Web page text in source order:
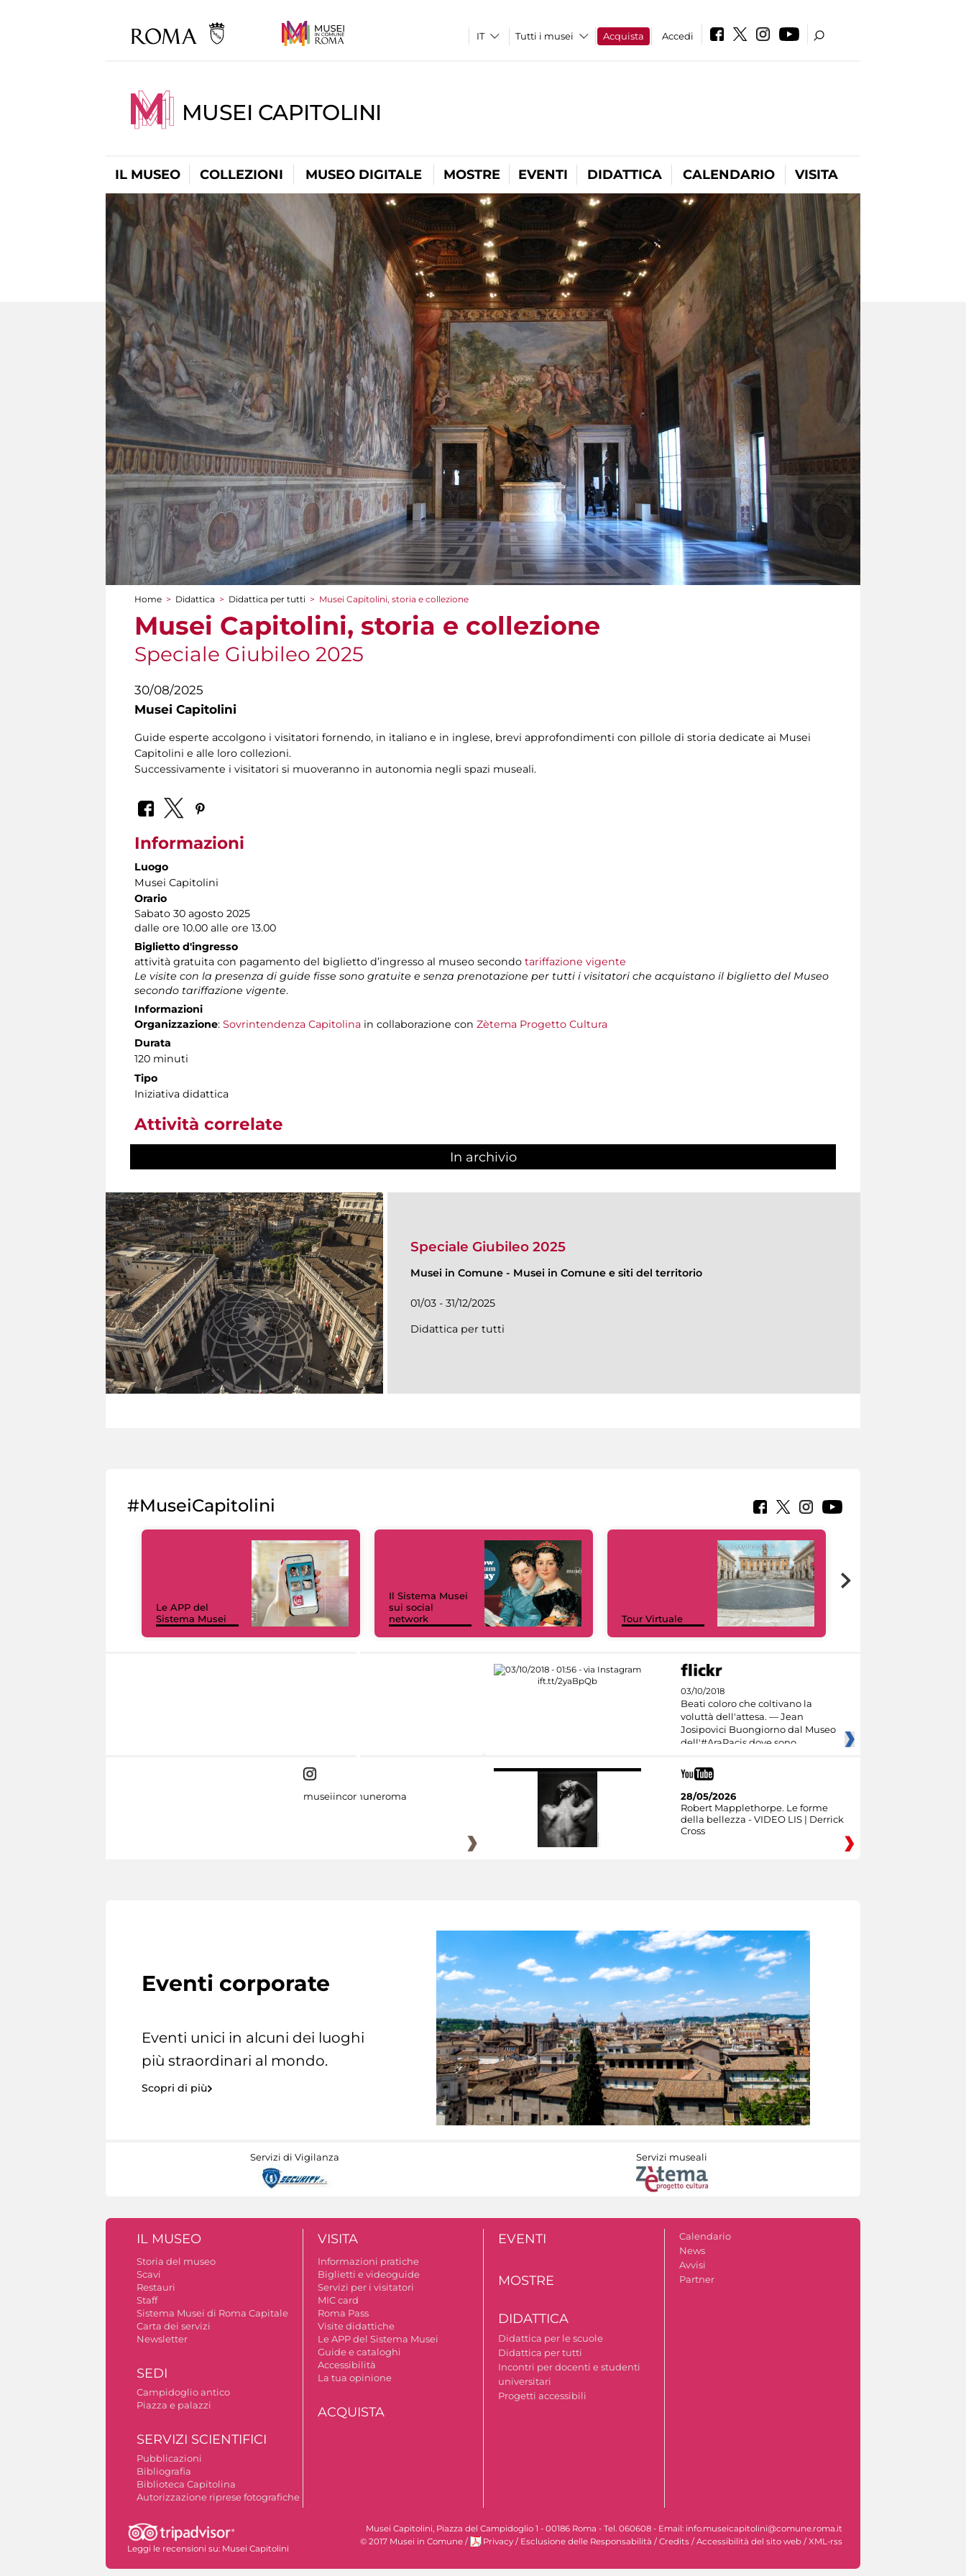
Tutti i musei Acquista Accedi
MUSEI CAPITOLINI
IL MUSEO COLLEZIONI MUSEO DIGITALE MOSTRE EVENTI DIDATTICA CALENDARIO VISITA
Tu sei qui
Home > Didattica > Didattica per tutti > Musei Capitolini, storia e collezione
Musei Capitolini, storia e collezione
Speciale Giubileo 2025
30/08/2025
Musei Capitolini
Guide esperte accolgono i visitatori fornendo, in italiano e in inglese, brevi approfondimenti con pillole di storia dedicate ai Musei
Capitolini e alle loro collezioni.
Successivamente i visitatori si muoveranno in autonomia negli spazi museali.
Informazioni
Luogo
Musei Capitolini
Orario
Sabato 30 agosto 2025
dalle ore 10.00 alle ore 13.00
Biglietto d'ingresso
attività gratuita con pagamento del biglietto d’ingresso al museo secondo tariffazione vigente
Le visite con la presenza di guide fisse sono gratuite e senza prenotazione per tutti i visitatori che acquistano il biglietto del Museo
secondo tariffazione vigente.
Informazioni
Organizzazione: Sovrintendenza Capitolina in collaborazione con Zètema Progetto Cultura
Durata
120 minuti
Tipo
Iniziativa didattica
Attività correlate
In archivio
Speciale Giubileo 2025
Musei in Comune - Musei in Comune e siti del territorio
01/03 - 31/12/2025
Didattica per tutti
#MuseiCapitolini
Le APP del
Sistema Musei
Il Sistema Musei
sui social
network
Tour Virtuale
03/10/2018
Beati coloro che coltivano la
voluttà dell'attesa. — Jean
Josipovici Buongiorno dal Museo
dell'#AraPacis dove sono
museiincomuneroma
28/05/2026
Robert Mapplethorpe. Le forme
della bellezza - VIDEO LIS | Derrick
Cross
Eventi corporate
Eventi unici in alcuni dei luoghi
più straordinari al mondo.
Scopri di più
Servizi di Vigilanza Servizi museali
IL MUSEO
Storia del museo
Scavi
Restauri
Staff
Sistema Musei di Roma Capitale
Carta dei servizi
Newsletter
SEDI
Campidoglio antico
Piazza e palazzi
SERVIZI SCIENTIFICI
Pubblicazioni
Bibliografia
Biblioteca Capitolina
Autorizzazione riprese fotografiche
VISITA
Informazioni pratiche
Biglietti e videoguide
Servizi per i visitatori
MIC card
Roma Pass
Visite didattiche
Le APP del Sistema Musei
Guide e cataloghi
Accessibilità
La tua opinione
ACQUISTA
EVENTI
MOSTRE
DIDATTICA
Didattica per le scuole
Didattica per tutti
Incontri per docenti e studenti
universitari
Progetti accessibili
Calendario
News
Avvisi
Partner
Leggi le recensioni su: Musei Capitolini
Musei Capitolini, Piazza del Campidoglio 1 - 00186 Roma - Tel. 060608 - Email: info.museicapitolini@comune.roma.it
© 2017 Musei in Comune / Privacy / Esclusione delle Responsabilità /Credits /Accessibilità del sito web /XML-rss